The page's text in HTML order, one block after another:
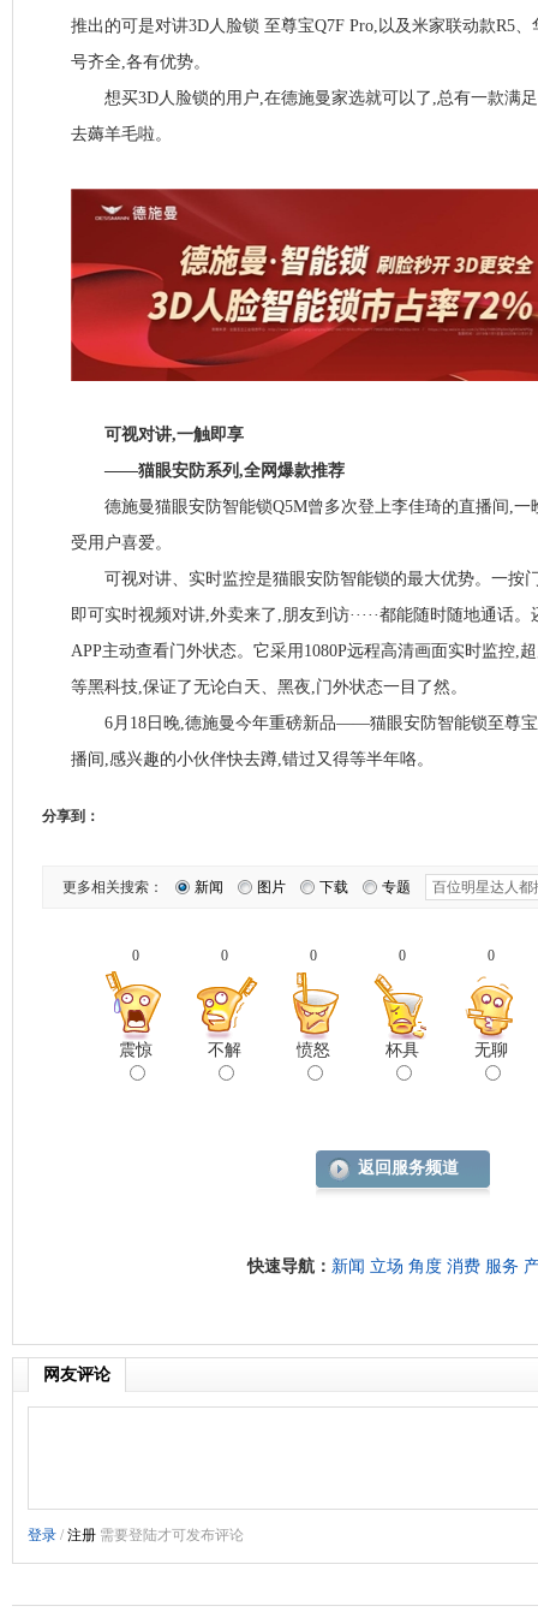
推出的可是对讲3D人脸锁 至尊宝Q7F Pro,以及米家联动款R5
号齐全,各有优势。
想买3D人脸锁的用户,在德施曼家选就可以了,总有一款满足
去薅羊毛啦。
可视对讲,一触即享
——猫眼安防系列,全网爆款推荐
德施曼猫眼安防智能锁Q5M曾多次登上李佳琦的直播间,一
受用户喜爱。
可视对讲、实时监控是猫眼安防智能锁的最大优势。一按
即可实时视频对讲,外卖来了,朋友到访·····都能随时随地通话
APP主动查看门外状态。它采用1080P远程高清画面实时监控,
等黑科技,保证了无论白天、黑夜,门外状态一目了然。
6月18日晚,德施曼今年重磅新品——猫眼安防智能锁至尊宝
播间,感兴趣的小伙伴快去蹲,错过又得等半年咯。
分享到：
更多相关搜索： 新闻 图片 下载 专题
0
震惊
0
不解
0
愤怒
0
杯具
0
无聊
返回服务频道
快速导航： 新闻 立场 角度 消费 服务
网友评论